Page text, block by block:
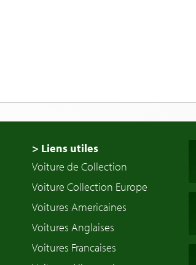
> Liens utiles
Voiture de Collection
Voiture Collection Europe
Voitures Americaines
Voitures Anglaises
Voitures Francaises